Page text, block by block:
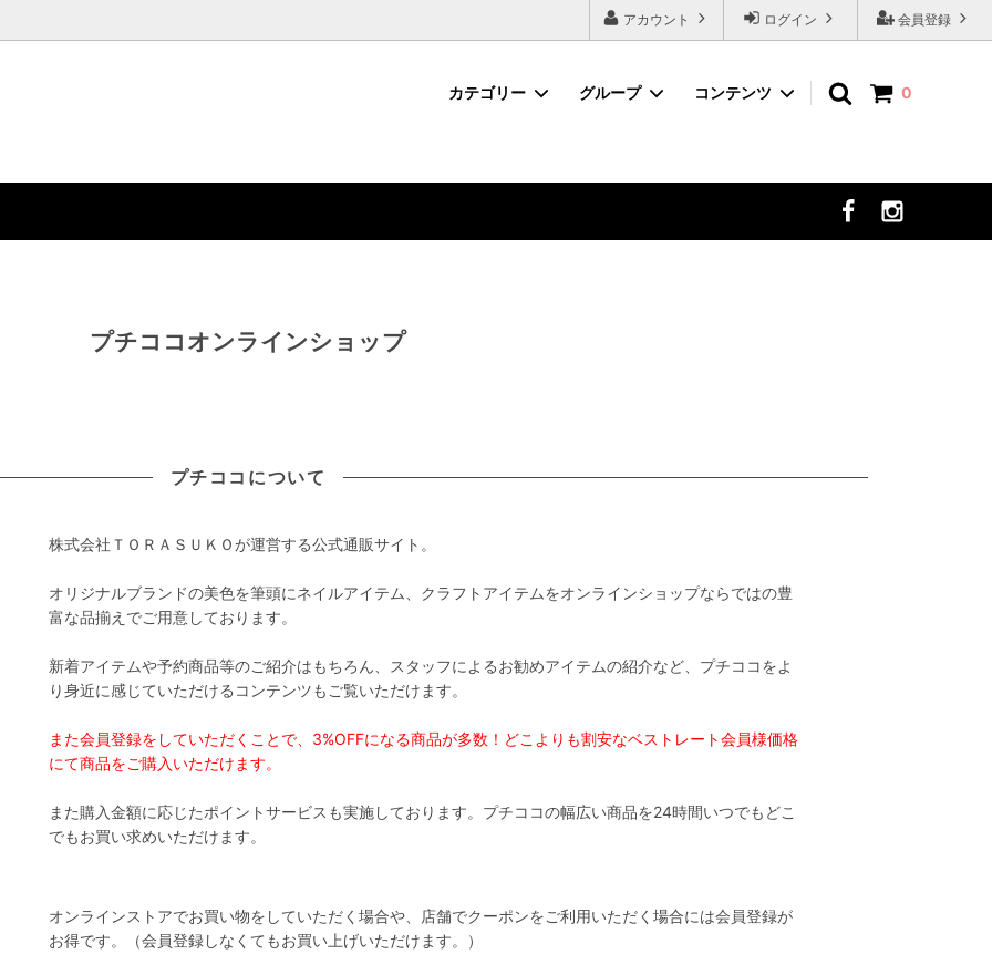
会員登録
ログイン
アカウント
0
カテゴリー グループ コンテンツ
プチココオンラインショップ
プチココについて
株式会社ＴＯＲＡＳＵＫＯが運営する公式通販サイト。
オリジナルブランドの美色を筆頭にネイルアイテム、クラフトアイテムをオンラインショップならではの豊
富な品揃えでご用意しております。
新着アイテムや予約商品等のご紹介はもちろん、スタッフによるお勧めアイテムの紹介など、プチココをよ
り身近に感じていただけるコンテンツもご覧いただけます。
また会員登録をしていただくことで、3%OFFになる商品が多数！どこよりも割安なベストレート会員様価格
にて商品をご購入いただけます。
また購入金額に応じたポイントサービスも実施しております。プチココの幅広い商品を24時間いつでもどこ
でもお買い求めいただけます。
オンラインストアでお買い物をしていただく場合や、店舗でクーポンをご利用いただく場合には会員登録が
お得です。（会員登録しなくてもお買い上げいただけます。）